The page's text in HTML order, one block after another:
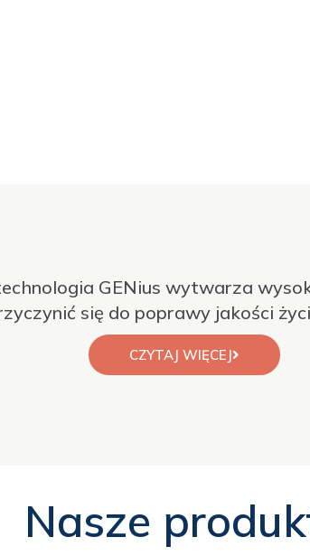
GENius wytwarza
się do poprawy jakości
CZYTAJ WIĘCEJ
Nasze